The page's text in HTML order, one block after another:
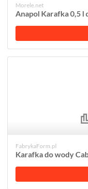
Morele.net
Anapol Karafka 0,5 l
FabrykaForm.pl
Karafka do wody